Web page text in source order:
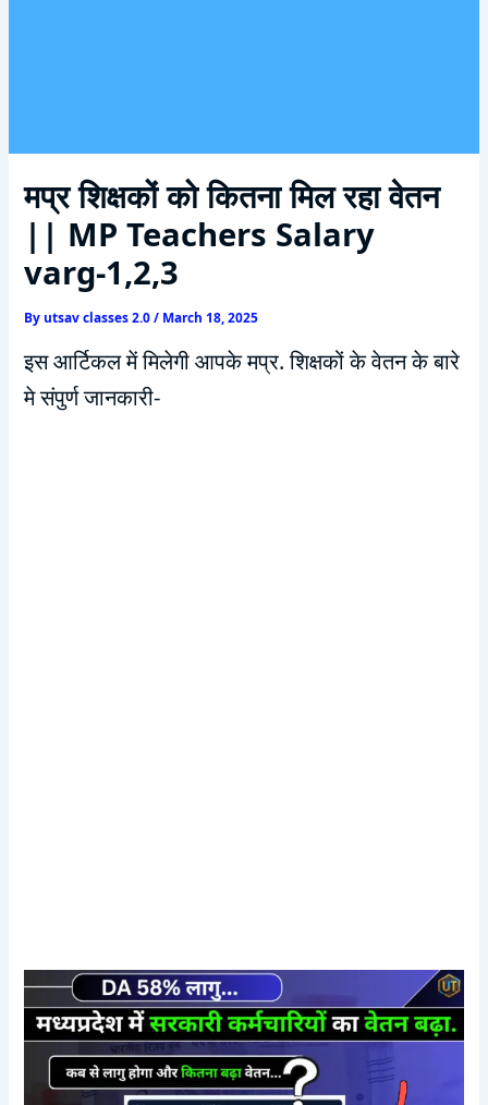
मप्र शिक्षकों को कितना मिल रहा वेतन
|| MP Teachers Salary
varg-1,2,3
Byutsav classes 2.0/ March 18, 2025
इस आर्टिकल में मिलेगी आपके मप्र. शिक्षकों के वेतन के बारे
मे संपुर्ण जानकारी-